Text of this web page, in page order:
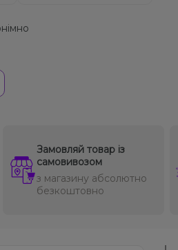
Замовляй товар із
самовивозом
з магазину абсолютно
безкоштовно